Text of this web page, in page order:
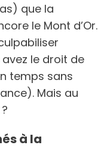
que la
le Mont d’Or.
le droit de
temps sans
Mais au
à la